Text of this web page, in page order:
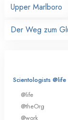
Upper Marlboro
Der Weg zum
Scientologists @life
@life
@theOrg
@work